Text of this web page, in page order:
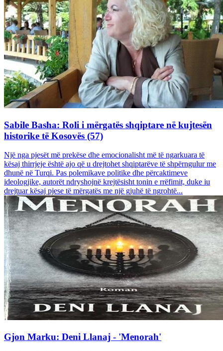
Sabile Basha: Roli i mërgatës shqiptare në kujtesën
historike të Kosovës (57)
Një nga pjesët më prekëse dhe emocionalisht më të ngarkuara të
kësaj thirrjeje është ajo që u drejtohet shqiptarëve të shpërngulur me
dhunë në Turqi. Pas polemikave politike dhe përcaktimeve
ideologjike, autorët ndryshojnë krejtësisht tonin e rrëfimit, duke iu
drejtuar kësaj pjese të mërgatës me një gjuhë të ngrohtë...
Gjon Marku: Deni Llanaj - 'Menorah'